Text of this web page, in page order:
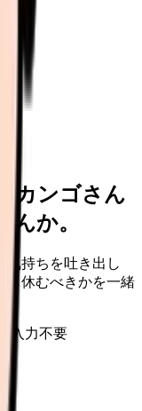
カンゴさん
か。
気持ちを吐き出し
し休むべきかを一緒
入力不要